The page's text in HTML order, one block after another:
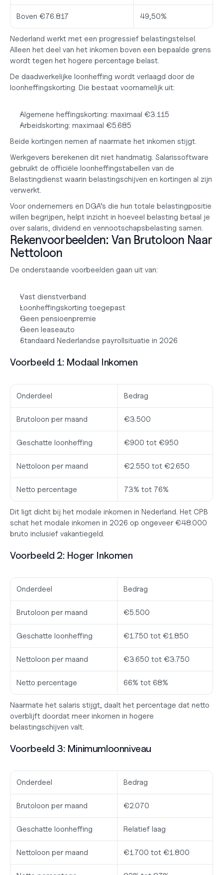
Boven €76.817 49,50%
Nederland werkt met een progressief belastingstelsel.
Alleen het deel van het inkomen boven een bepaalde grens
wordt tegen het hogere percentage belast.
De daadwerkelijke loonheffing wordt verlaagd door de
loonheffingskorting. Die bestaat voornamelijk uit:
Algemene heffingskorting: maximaal €3.115
Arbeidskorting: maximaal €5.685
Beide kortingen nemen af naarmate het inkomen stijgt.
Werkgevers berekenen dit niet handmatig. Salarissoftware
gebruikt de officiële loonheffingstabellen van de
Belastingdienst waarin belastingschijven en kortingen al zijn
verwerkt.
Voor ondernemers en DGA’s die hun totale belastingpositie
willen begrijpen, helpt inzicht in hoeveel belasting betaal je
over salaris, dividend en vennootschapsbelasting samen.
Rekenvoorbeelden: Van Brutoloon Naar
Nettoloon
De onderstaande voorbeelden gaan uit van:
Vast dienstverband
Loonheffingskorting toegepast
Geen pensioenpremie
Geen leaseauto
Standaard Nederlandse payrollsituatie in 2026
Voorbeeld 1: Modaal Inkomen
Onderdeel Bedrag
Brutoloon per maand €3.500
Geschatte loonheffing €900 tot €950
Nettoloon per maand €2.550 tot €2.650
Netto percentage 73% tot 76%
Dit ligt dicht bij het modale inkomen in Nederland. Het CPB
schat het modale inkomen in 2026 op ongeveer €48.000
bruto inclusief vakantiegeld.
Voorbeeld 2: Hoger Inkomen
Onderdeel Bedrag
Brutoloon per maand €5.500
Geschatte loonheffing €1.750 tot €1.850
Nettoloon per maand €3.650 tot €3.750
Netto percentage 66% tot 68%
Naarmate het salaris stijgt, daalt het percentage dat netto
overblijft doordat meer inkomen in hogere
belastingschijven valt.
Voorbeeld 3: Minimumloonniveau
Onderdeel Bedrag
Brutoloon per maand €2.070
Geschatte loonheffing Relatief laag
Nettoloon per maand €1.700 tot €1.800